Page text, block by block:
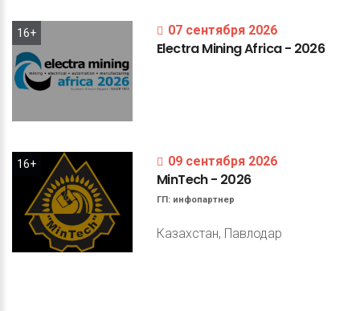
16+ 07 сентября 2026
ElectraMiningAfrica- 2026
16+ 09 сентября 2026
MinTech- 2026
ГП: инфопартнер
Казахстан, Павлодар